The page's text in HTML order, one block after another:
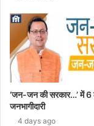
‘जन-जन की सरकार…’ में 6
जनभागीदारी
4 days ago